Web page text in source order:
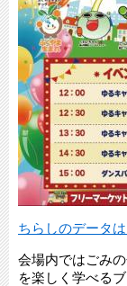
ちらしのデータ
会場内ではごみ
を楽しく学べる